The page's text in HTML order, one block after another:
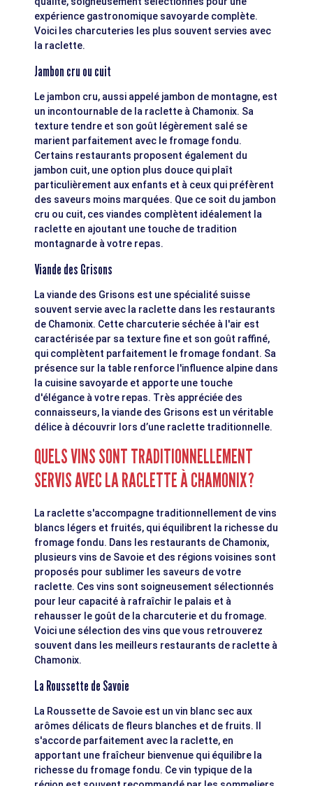
expérience gastronomique savoyarde complète.
Voici les charcuteries les plus souvent servies avec
la raclette.
Jambon cru ou cuit
Le jambon cru, aussi appelé jambon de montagne, est
un incontournable de la raclette à Chamonix. Sa
texture tendre et son goût légèrement salé se
marient parfaitement avec le fromage fondu.
Certains restaurants proposent également du
jambon cuit, une option plus douce qui plaît
particulièrement aux enfants et à ceux qui préfèrent
des saveurs moins marquées. Que ce soit du jambon
cru ou cuit, ces viandes complètent idéalement la
raclette en ajoutant une touche de tradition
montagnarde à votre repas.
Viande des Grisons
La viande des Grisons est une spécialité suisse
souvent servie avec la raclette dans les restaurants
de Chamonix. Cette charcuterie séchée à l'air est
caractérisée par sa texture fine et son goût raffiné,
qui complètent parfaitement le fromage fondant. Sa
présence sur la table renforce l'influence alpine dans
la cuisine savoyarde et apporte une touche
d'élégance à votre repas. Très appréciée des
connaisseurs, la viande des Grisons est un véritable
délice à découvrir lors d’une raclette traditionnelle.
QUELS VINS SONT TRADITIONNELLEMENT
SERVIS AVEC LA RACLETTE À CHAMONIX ?
La raclette s'accompagne traditionnellement de vins
blancs légers et fruités, qui équilibrent la richesse du
fromage fondu. Dans les restaurants de Chamonix,
plusieurs vins de Savoie et des régions voisines sont
proposés pour sublimer les saveurs de votre
raclette. Ces vins sont soigneusement sélectionnés
pour leur capacité à rafraîchir le palais et à
rehausser le goût de la charcuterie et du fromage.
Voici une sélection des vins que vous retrouverez
souvent dans les meilleurs restaurants de raclette à
Chamonix.
La Roussette de Savoie
La Roussette de Savoie est un vin blanc sec aux
arômes délicats de fleurs blanches et de fruits. Il
s'accorde parfaitement avec la raclette, en
apportant une fraîcheur bienvenue qui équilibre la
richesse du fromage fondu. Ce vin typique de la